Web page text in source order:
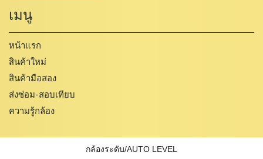
เมนู
หน้าแรก
สินค้าใหม่
สินค้ามือสอง
ส่งซ่อม-สอบเทียบ
ความรู้กล้อง
กล้องระดับ/AUTO LEVEL